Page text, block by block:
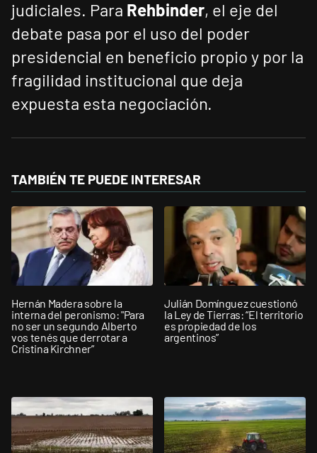
judiciales. Para Rehbinder, el eje del
debate pasa por el uso del poder
presidencial en beneficio propio y por la
fragilidad institucional que deja
expuesta esta negociación.
TAMBIÉN TE PUEDE INTERESAR
Hernán Madera sobre la
interna del peronismo: "Para
no ser un segundo Alberto
vos tenés que derrotar a
Cristina Kirchner”
Julián Domínguez cuestionó
la Ley de Tierras: “El territorio
es propiedad de los
argentinos”